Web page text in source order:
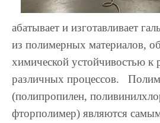
абатывает и изготавливает
из полимерных материалов,
химической устойчивостью к
различных процессов.
(полипропилен,
фторполимер) являются